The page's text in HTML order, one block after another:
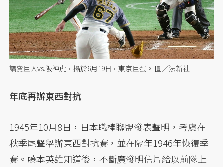
讀賣巨人vs.阪神虎，攝於6月19日，東京巨蛋。 圖／法新社
年底再辦東西對抗
1945年10月8日，日本職棒聯盟發表聲明，考慮在
秋季尾聲舉辦東西對抗賽，並在隔年1946年恢復季
賽。藤本英雄知道後，不斷廣發明信片給以前隊上